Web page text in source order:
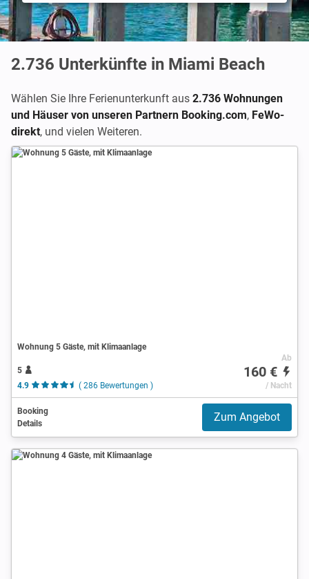
2.736 Unterkünfte in Miami Beach
Wählen Sie Ihre Ferienunterkunft aus 2.736 Wohnungen
und Häuser von unseren Partnern Booking.com, FeWo-
direkt, und vielen Weiteren.
Wohnung 5 Gäste, mit Klimaanlage
5
4.9
( 286 Bewertungen )
Ab
160 €
/ Nacht
Booking
Details
Zum Angebot